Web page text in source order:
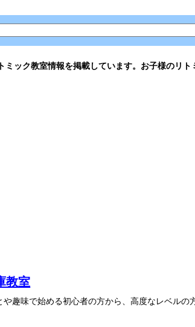
ミック教室情報を掲載しています。お子様のリト
教室
や趣味で始める初心者の方から、高度なレベルの